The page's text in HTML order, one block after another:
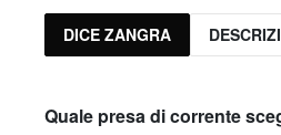
switch.041.p.001.008-b.F
DICE ZANGRA
Quale presa di corrente